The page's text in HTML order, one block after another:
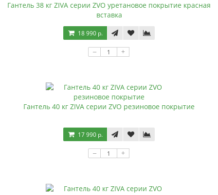
Гантель 38 кг ZIVA серии ZVO уретановое покрытие красная
вставка
18 990 р.
– +
Гантель 40 кг ZIVA серии ZVO резиновое покрытие
17 990 р.
– +